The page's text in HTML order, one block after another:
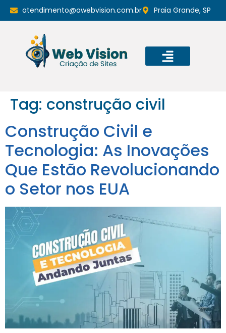
atendimento@awebvision.com.br Praia Grande, SP
Tag: construção civil
Construção Civil e
Tecnologia: As Inovações
Que Estão Revolucionando
o Setor nos EUA